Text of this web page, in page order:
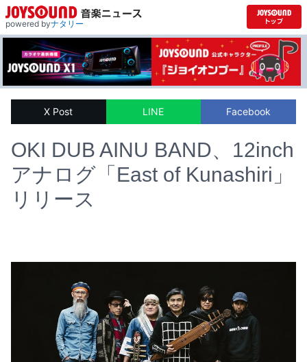
powered byナタリー
X Post LINE Facebook
OKI DUB AINU BAND、12inch
アナログ「East of Kunashiri」
リリース